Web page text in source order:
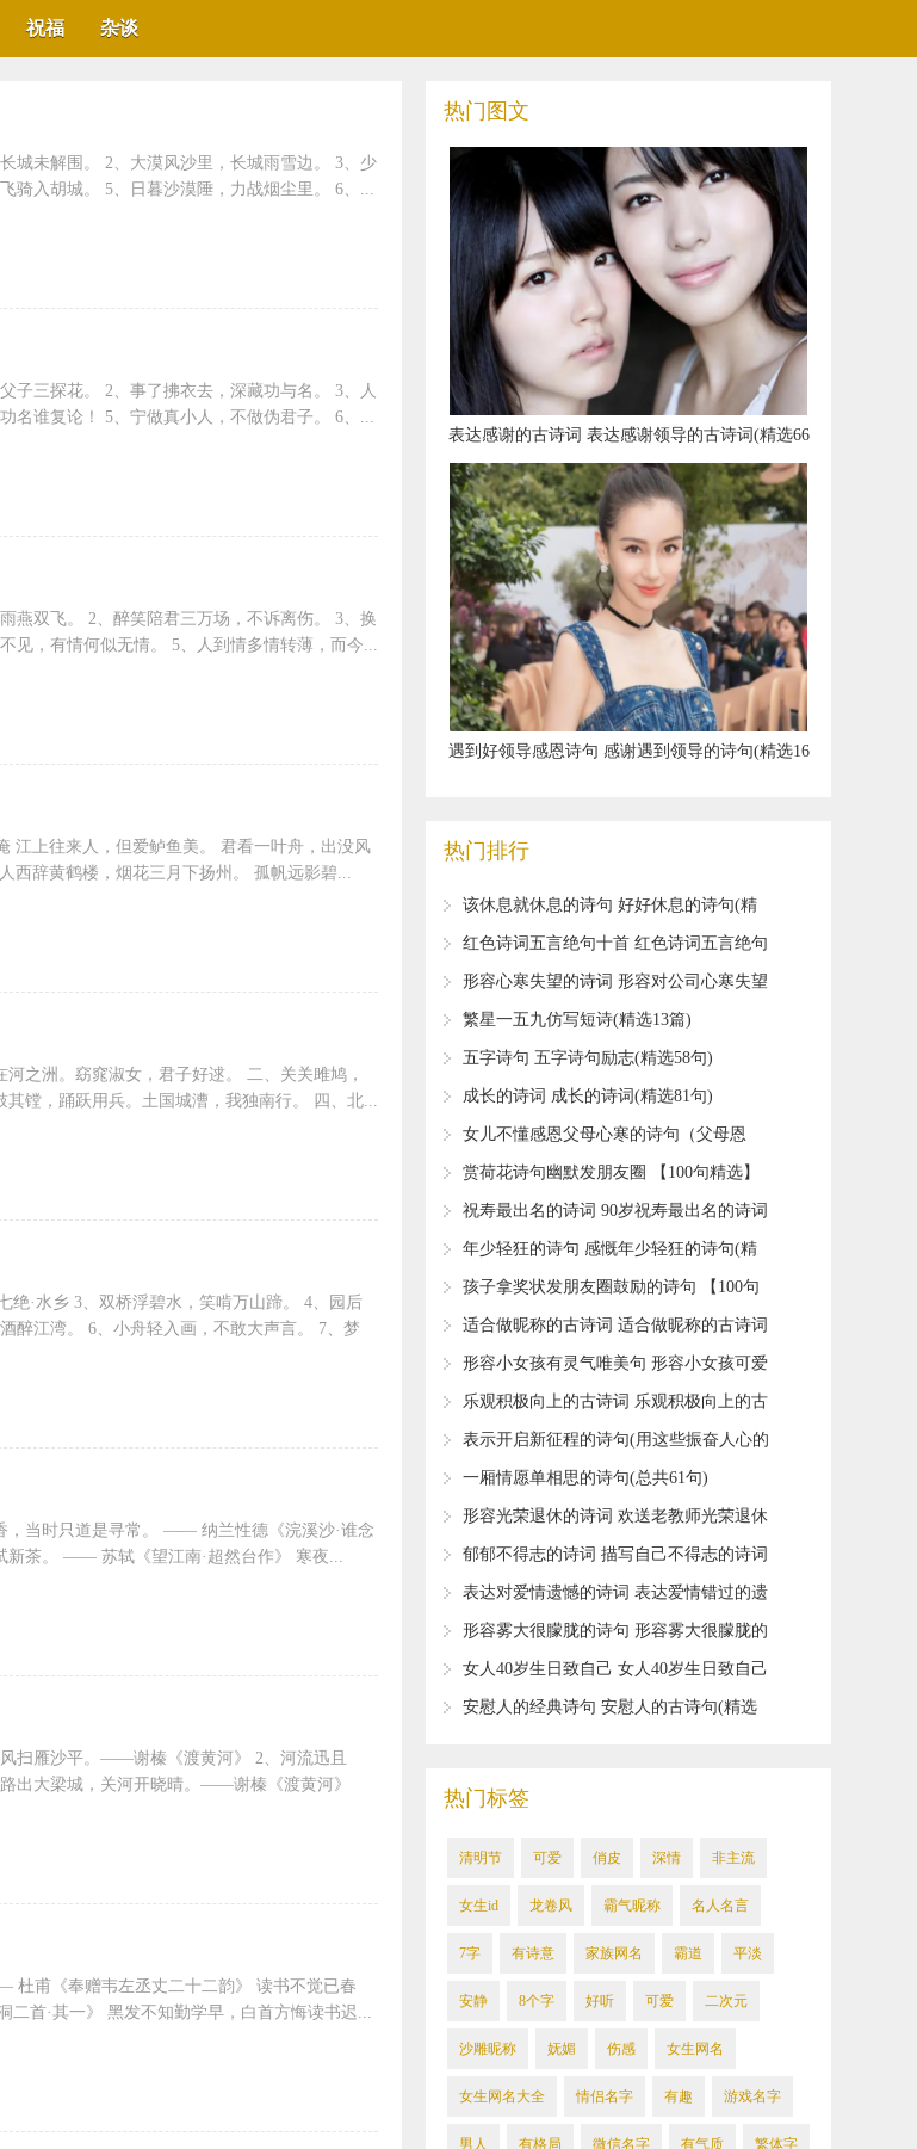
祝福 杂谈
城未解围。 2、大漠风沙里，长城雨雪边。 3、少
骑入胡城。 5、日暮沙漠陲，力战烟尘里。 6、...
子三探花。 2、事了拂衣去，深藏功与名。 3、人
名谁复论！ 5、宁做真小人，不做伪君子。 6、...
燕双飞。 2、醉笑陪君三万场，不诉离伤。 3、换
见，有情何似无情。 5、人到情多情转薄，而今...
江上往来人，但爱鲈鱼美。 君看一叶舟，出没风
西辞黄鹤楼，烟花三月下扬州。 孤帆远影碧...
之洲。窈窕淑女，君子好逑。 二、关关雎鸠，
镗，踊跃用兵。土国城漕，我独南行。 四、北...
绝·水乡 3、双桥浮碧水，笑啃万山蹄。 4、园后
醉江湾。 6、小舟轻入画，不敢大声言。 7、梦
，当时只道是寻常。 —— 纳兰性德《浣溪沙·谁念
新茶。 —— 苏轼《望江南·超然台作》 寒夜...
扫雁沙平。——谢榛《渡黄河》 2、河流迅且
出大梁城，关河开晓晴。——谢榛《渡黄河》
甫《奉赠韦左丞丈二十二韵》 读书不觉已春
首·其一》 黑发不知勤学早，白首方悔读书迟...
热门图文
​表达感谢的古诗词 表达感谢领导的古诗词(精选66
句)
​遇到好领导感恩诗句 感谢遇到领导的诗句(精选16
热门排行
​该休息就休息的诗句 好好休息的诗句(精
选15句)
​红色诗词五言绝句十首 红色诗词五言绝句
(精选14句)
​形容心寒失望的诗词 形容对公司心寒失望
的诗词
​繁星一五九仿写短诗(精选13篇)
​五字诗句 五字诗句励志(精选58句)
​成长的诗词 成长的诗词(精选81句)
​女儿不懂感恩父母心寒的诗句（父母恩
重，终身难报。5首亲情诗词：年少不懂亲
​赏荷花诗句幽默发朋友圈 【100句精选】
​祝寿最出名的诗词 90岁祝寿最出名的诗词
​年少轻狂的诗句 感慨年少轻狂的诗句(精
选82句)
​孩子拿奖状发朋友圈鼓励的诗句 【100句
精选】
​适合做昵称的古诗词 适合做昵称的古诗词
五字(精选80个)
​形容小女孩有灵气唯美句 形容小女孩可爱
萌诗句
​乐观积极向上的古诗词 乐观积极向上的古
诗词文言文
​表示开启新征程的诗句(用这些振奋人心的
诗词名句，来表达重新出发的勇气和决心
​一厢情愿单相思的诗句(总共61句)
​形容光荣退休的诗词 欢送老教师光荣退休
的诗词
​郁郁不得志的诗词 描写自己不得志的诗词
(精选36句)
​表达对爱情遗憾的诗词 表达爱情错过的遗
憾的诗词
​形容雾大很朦胧的诗句 形容雾大很朦胧的
诗句及意思
​女人40岁生日致自己 女人40岁生日致自己
的诗词
​安慰人的经典诗句 安慰人的古诗句(精选
热门标签
清明节 可爱 俏皮 ​深情 ​非主流
女生id 龙卷风 霸气昵称 名人名言
​7字 ​有诗意 家族网名 ​霸道 平淡
安静 8个字 ​好听 ​可爱 二次元
沙雕昵称 妩媚 伤感 女生网名
女生网名大全 情侣名字 有趣 游戏名字
男人 ​有格局 微信名字 ​有气质 繁体字